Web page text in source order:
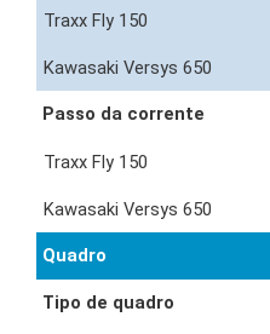
Passo da corrente
Quadro
Tipo de quadro